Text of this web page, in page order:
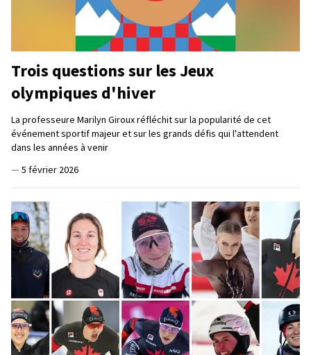
Trois questions sur les Jeux
olympiques d'hiver
La professeure Marilyn Giroux réfléchit sur la popularité de cet
événement sportif majeur et sur les grands défis qui l'attendent
dans les années à venir
— 5 février 2026